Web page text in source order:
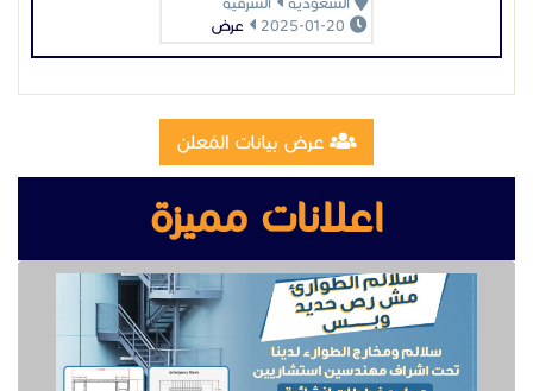
تصنيع وتركيب سلالم مخارج طوارئ
تصنيع مقطوره قلص الشرقية